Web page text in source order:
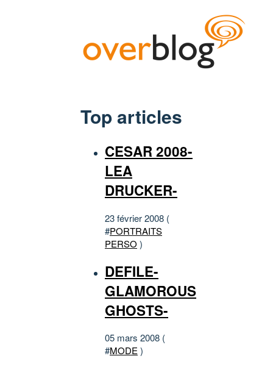
Top articles
CESAR 2008-
LEA
DRUCKER-
23 février 2008 (
#PORTRAITS
PERSO )
DEFILE-
GLAMOROUS
GHOSTS-
05 mars 2008 (
#MODE)